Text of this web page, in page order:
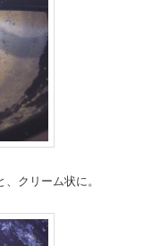
クリーム状に。